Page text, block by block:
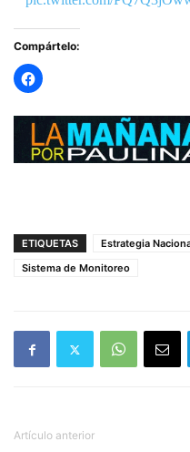
— Ministerio Secretaría
(@Segpres)
Compártelo:
ETIQUETAS
Estrategia
Sistema de Monitoreo
Artículo anterior